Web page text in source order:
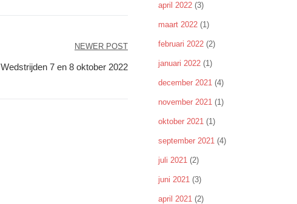
NEWER POST
Wedstrijden 7 en 8 oktober 2022
april 2022 (3)
maart 2022 (1)
februari 2022 (2)
januari 2022 (1)
december 2021 (4)
november 2021 (1)
oktober 2021 (1)
september 2021 (4)
juli 2021 (2)
juni 2021 (3)
april 2021 (2)